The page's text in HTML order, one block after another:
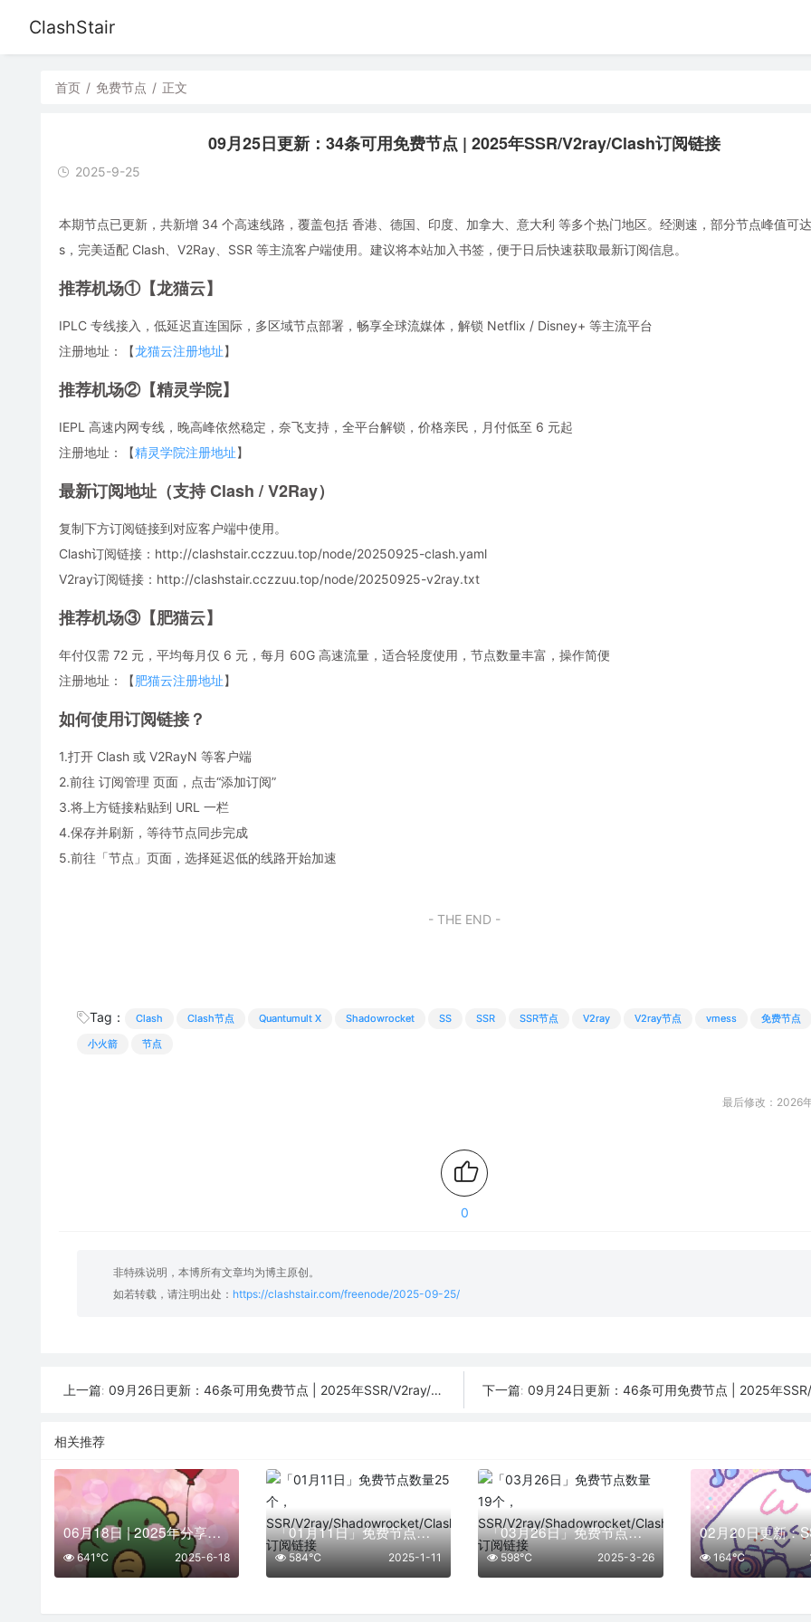
ClashStair
首页 / 免费节点 / 正文
09月25日更新：34条可用免费节点 | 2025年SSR/V2ray/Clash订阅链接
2025-9-25
本期节点已更新，共新增 34 个高速线路，覆盖包括 香港、德国、印度、加拿大、意大利 等多个热门地区。经测速，部分节点峰值可
s，完美适配 Clash、V2Ray、SSR 等主流客户端使用。建议将本站加入书签，便于日后快速获取最新订阅信息。
推荐机场①【龙猫云】
IPLC 专线接入，低延迟直连国际，多区域节点部署，畅享全球流媒体，解锁 Netflix / Disney+ 等主流平台
注册地址：【龙猫云注册地址】
推荐机场②【精灵学院】
IEPL 高速内网专线，晚高峰依然稳定，奈飞支持，全平台解锁，价格亲民，月付低至 6 元起
注册地址：【精灵学院注册地址】
最新订阅地址（支持 Clash / V2Ray）
复制下方订阅链接到对应客户端中使用。
Clash订阅链接：http://clashstair.cczzuu.top/node/20250925-clash.yaml
V2ray订阅链接：http://clashstair.cczzuu.top/node/20250925-v2ray.txt
推荐机场③【肥猫云】
年付仅需 72 元，平均每月仅 6 元，每月 60G 高速流量，适合轻度使用，节点数量丰富，操作简便
注册地址：【肥猫云注册地址】
如何使用订阅链接？
1.打开 Clash 或 V2RayN 等客户端
2.前往 订阅管理 页面，点击“添加订阅”
3.将上方链接粘贴到 URL 一栏
4.保存并刷新，等待节点同步完成
5.前往「节点」页面，选择延迟低的线路开始加速
- THE END -
Tag： Clash Clash节点 Quantumult X Shadowrocket SS SSR SSR节点 V2ray V2ray节点 vmess
免费节点
小火箭
节点
最后修改：2026
0
非特殊说明，本博所有文章均为博主原创。
如若转载，请注明出处： https://clashstair.com/freenode/2025-09-25/
上一篇: 09月26日更新：46条可用免费节点 | 2025年SSR/V2ray/Clash订阅链接 下一篇: 09月24日更新：46条可用免费节点 | 2025年SSR/V2ray/
相关推荐
06月18日 | 2025年分享最新45个免费节点,SSR/V2ray/Shadowrocket/Clash订阅链接
2025-6-18
641℃
「01月11日」免费节点数量25个，SSR/V2ray/Shadowrocket/Clash订阅链接
2025-1-11
584℃
「03月26日」免费节点数量19个，SSR/V2ray/Shadowrocket/Clash订阅链接
2025-3-26
598℃ 164℃